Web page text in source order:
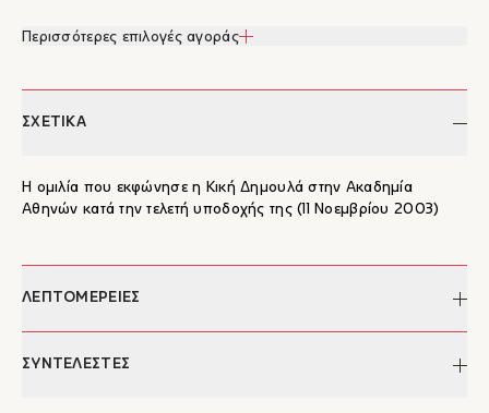
Περισσότερες επιλογές αγοράς
ΣΧΕΤΙΚΑ
Η ομιλία που εκφώνησε η Κική Δημουλά στην Ακαδημία
Αθηνών κατά την τελετή υποδοχής της (11 Νοεμβρίου 2003)
ΛΕΠΤΟΜΕΡΕΙΕΣ
Συγγραφέας:
ΣΥΝΤΕΛΕΣΤΕΣ